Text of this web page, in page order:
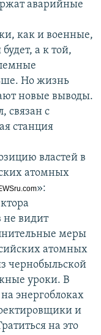
аварийные
как и военные,
а к той,
Но жизнь
новые выводы.
связан с
станция
властей в
атомных
»:
видит
меры
атомных
чернобыльской
уроки. В
энергоблоках
и
на это